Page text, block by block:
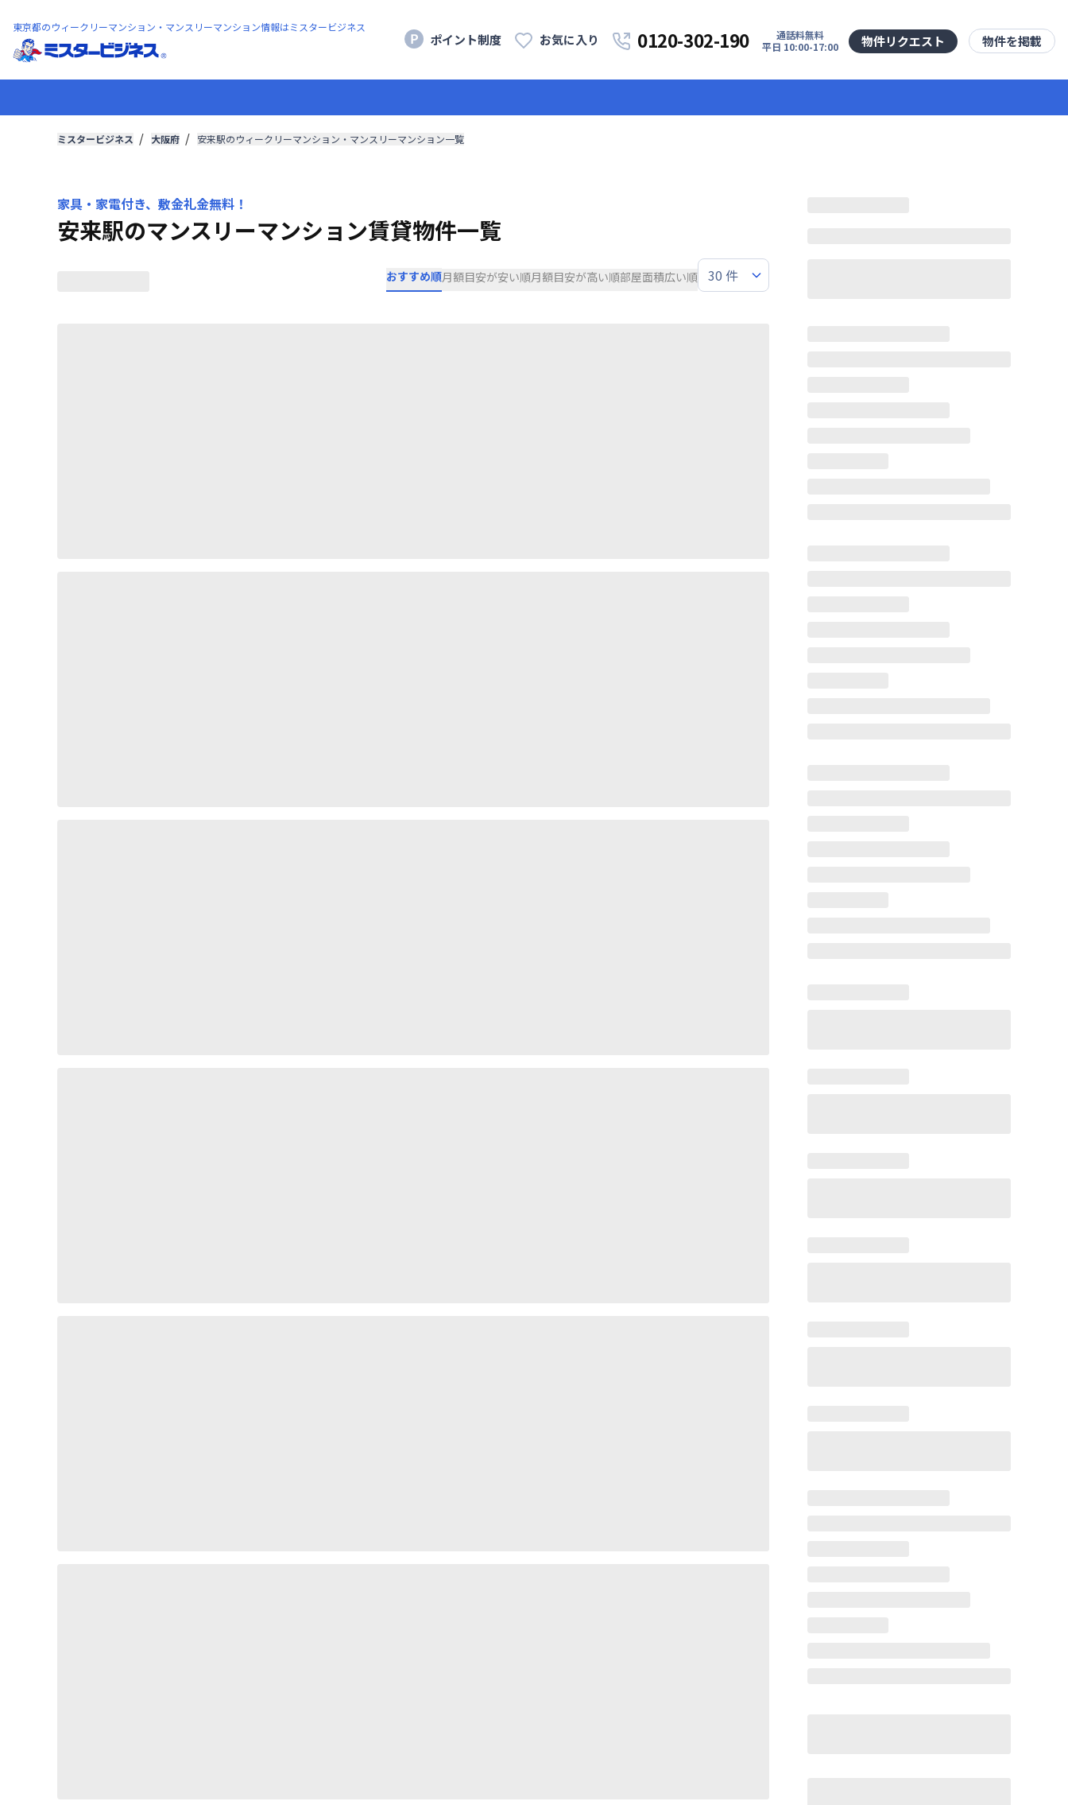
東京都のウィークリーマンション・マンスリーマンション情報はミスタービジネス
ポイント制度 お気に入り 0120-302-190
通話料無料
平日 10:00-17:00
物件リクエスト 物件を掲載
ミスタービジネス 大阪府 安来駅のウィークリーマンション・マンスリーマンション一覧
家具・家電付き、敷金礼金無料！
安来駅のマンスリーマンション賃貸物件一覧
おすすめ順月額目安が安い順月額目安が高い順部屋面積広い順